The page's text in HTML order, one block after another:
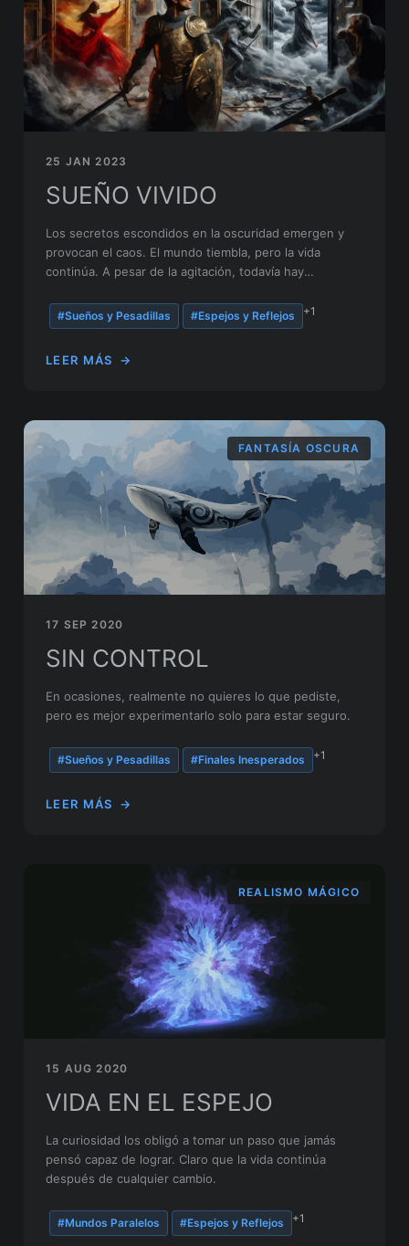
25 JAN 2023
SUEÑO VIVIDO
Los secretos escondidos en la oscuridad emergen y
provocan el caos. El mundo tiembla, pero la vida
continúa. A pesar de la agitación, todavía hay
#Sueños y Pesadillas #Espejos y Reflejos +1
LEER MÁS →
FANTASÍA OSCURA
17 SEP 2020
SIN CONTROL
En ocasiones, realmente no quieres lo que pediste,
pero es mejor experimentarlo solo para estar seguro.
#Sueños y Pesadillas #Finales Inesperados +1
LEER MÁS →
REALISMO MÁGICO
15 AUG 2020
VIDA EN EL ESPEJO
La curiosidad los obligó a tomar un paso que jamás
pensó capaz de lograr. Claro que la vida continúa
después de cualquier cambio.
#Mundos Paralelos #Espejos y Reflejos +1